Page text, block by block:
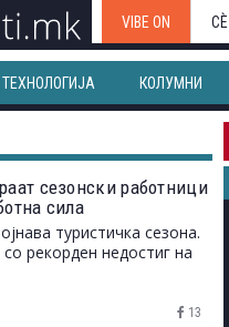
VIBE ON
ТЕХНОЛОГИЈА КОЛУМНИ
сезонски работници
сила
туристичка сезона.
рекорден недостиг на
13